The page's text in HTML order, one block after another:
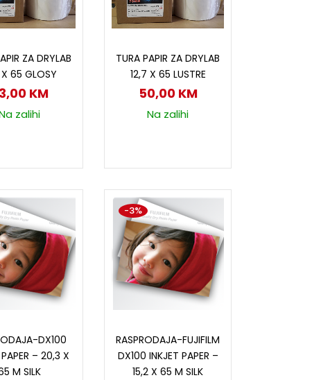
ZA DRYLAB
65 GLOSY
KM
zalihi
TURA PAPIR ZA DRYLAB
12,7 X 65 LUSTRE
50,00 KM
Na zalihi
DX100
– 20,3 X
M SILK
RASPRODAJA-FUJIFILM
DX100 INKJET PAPER –
15,2 X 65 M SILK
-3%